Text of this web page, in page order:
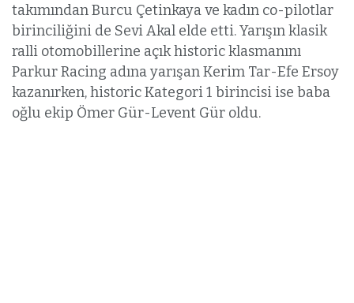
takımından Burcu Çetinkaya ve kadın co-pilotlar
birinciliğini de Sevi Akal elde etti. Yarışın klasik
ralli otomobillerine açık historic klasmanını
Parkur Racing adına yarışan Kerim Tar-Efe Ersoy
kazanırken, historic Kategori 1 birincisi ise baba
oğlu ekip Ömer Gür-Levent Gür oldu.